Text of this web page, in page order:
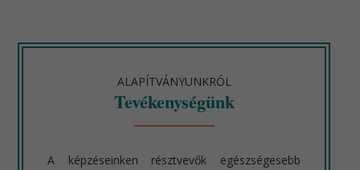
ALAPÍTVÁNYUNKRÓL
Tevékenységünk
A képzéseinken résztvevők egészségesebb